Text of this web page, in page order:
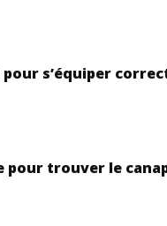
s’équiper
pour trouver le